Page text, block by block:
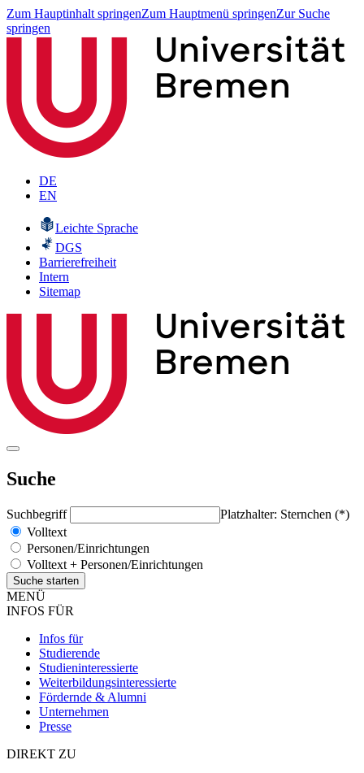
Zum Hauptinhalt springenZum Hauptmenü springenZur Suche
springen
DE
EN
Leichte Sprache
DGS
Barrierefreiheit
Intern
Sitemap
Suche
Suchbegriff
Platzhalter: Sternchen (*)
Volltext
Personen/Einrichtungen
Volltext + Personen/Einrichtungen
MENÜ
INFOS FÜR
Infos für
Studierende
Studieninteressierte
Weiterbildungsinteressierte
Fördernde & Alumni
Unternehmen
Presse
DIREKT ZU